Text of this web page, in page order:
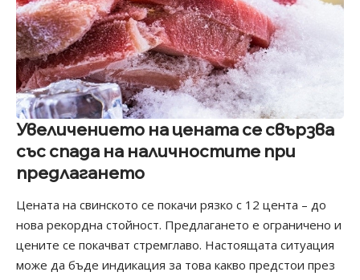
Увеличението на цената се свързва
със спада на наличностите при
предлагането
Цената на свинското се покачи рязко с 12 цента – до
нова рекордна стойност. Предлагането е ограничено и
цените се покачват стремглаво. Настоящата ситуация
може да бъде индикация за това какво предстои през